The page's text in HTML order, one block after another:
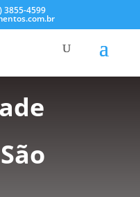
3855-4599
em aço